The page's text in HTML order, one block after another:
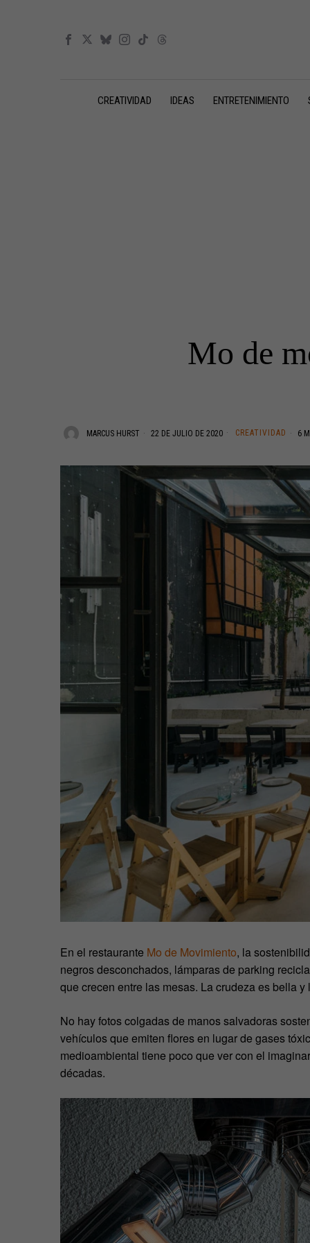
CREATIVIDAD IDEAS ENTRETENIMIENTO
Mo de
MARCUS HURST 22 DE JULIO DE 2020 CREATIVIDAD 6
En el restaurante Mo de Movimiento, la
negros desconchados, lámparas de parking
que crecen entre las mesas. La crudeza es bella
No hay fotos colgadas de manos salvadoras
vehículos que emiten flores en lugar de gases
medioambiental tiene poco que ver con el
décadas.